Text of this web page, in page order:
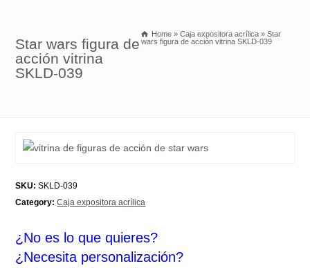
Star wars figura de
acción vitrina
SKLD-039
Home » Caja expositora acrílica » Star
wars figura de acción vitrina SKLD-039
SKU: SKLD-039
Category: Caja expositora acrílica
¿No es lo que quieres?
¿Necesita personalización?